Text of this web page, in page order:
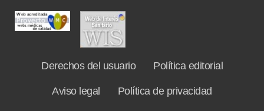
Derechos del usuario Política editorial
Aviso legal Política de privacidad